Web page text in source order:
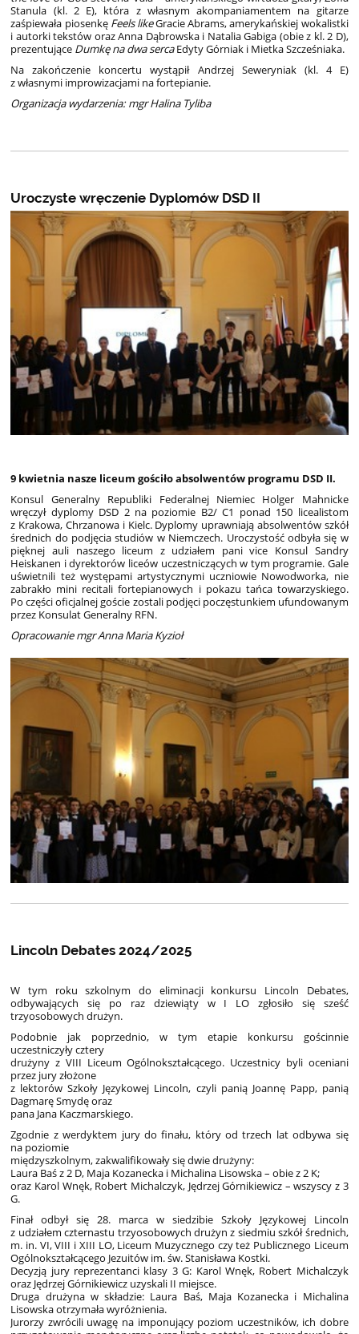
Stanula (kl. 2 E), która z własnym akompaniamentem na gitarze
zaśpiewała piosenkę Feels likeGracie Abrams, amerykańskiej wokalistki
i autorki tekstów oraz Anna Dąbrowska i Natalia Gabiga (obie z kl. 2 D),
prezentujące Dumkę na dwa sercaEdyty Górniak i Mietka Szcześniaka.
Na zakończenie koncertu wystąpił Andrzej Seweryniak (kl. 4 E)
z własnymi improwizacjami na fortepianie.
Organizacja wydarzenia: mgr Halina Tyliba
Uroczyste wręczenie Dyplomów DSD II
9 kwietnia nasze liceum gościło absolwentów programu DSD II.
Konsul Generalny Republiki Federalnej Niemiec Holger Mahnicke
wręczył dyplomy DSD 2 na poziomie B2/ C1 ponad 150 licealistom
z Krakowa, Chrzanowa i Kielc. Dyplomy uprawniają absolwentów szkół
średnich do podjęcia studiów w Niemczech. Uroczystość odbyła się w
pięknej auli naszego liceum z udziałem pani vice Konsul Sandry
Heiskanen i dyrektorów liceów uczestniczących w tym programie. Gale
uświetnili też występami artystycznymi uczniowie Nowodworka, nie
zabrakło mini recitali fortepianowych i pokazu tańca towarzyskiego.
Po części oficjalnej goście zostali podjęci poczęstunkiem ufundowanym
przez Konsulat Generalny RFN.
Opracowanie mgr Anna Maria Kyzioł
Lincoln Debates 2024/2025
W tym roku szkolnym do eliminacji konkursu Lincoln Debates,
odbywających się po raz dziewiąty w I LO zgłosiło się sześć
trzyosobowych drużyn.
Podobnie jak poprzednio, w tym etapie konkursu gościnnie
uczestniczyły cztery
drużyny z VIII Liceum Ogólnokształcącego. Uczestnicy byli oceniani
przez jury złożone
z lektorów Szkoły Językowej Lincoln, czyli panią Joannę Papp, panią
Dagmarę Smydę oraz
pana Jana Kaczmarskiego.
Zgodnie z werdyktem jury do finału, który od trzech lat odbywa się
na poziomie
międzyszkolnym, zakwalifikowały się dwie drużyny:
Laura Baś z 2 D, Maja Kozanecka i Michalina Lisowska – obie z 2 K;
oraz Karol Wnęk, Robert Michalczyk, Jędrzej Górnikiewicz – wszyscy z 3
G.
Finał odbył się 28. marca w siedzibie Szkoły Językowej Lincoln
z udziałem czternastu trzyosobowych drużyn z siedmiu szkół średnich,
m. in. VI, VIII i XIII LO, Liceum Muzycznego czy też Publicznego Liceum
Ogólnokształcącego Jezuitów im. św. Stanisława Kostki.
Decyzją jury reprezentanci klasy 3 G: Karol Wnęk, Robert Michalczyk
oraz Jędrzej Górnikiewicz uzyskali II miejsce.
Druga drużyna w składzie: Laura Baś, Maja Kozanecka i Michalina
Lisowska otrzymała wyróżnienia.
Jurorzy zwrócili uwagę na imponujący poziom uczestników, ich dobre